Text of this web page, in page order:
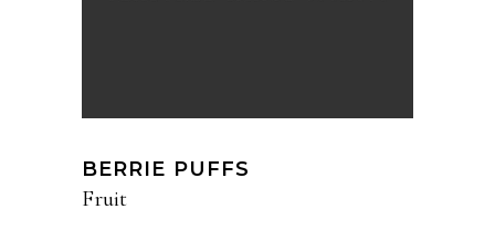
BERRIE PUFFS
Fruit